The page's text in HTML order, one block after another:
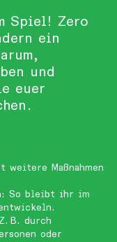
Spiel! Zero
ein
und
euer
weitere Maßnahmen
So bleibt ihr im
B. durch
oder